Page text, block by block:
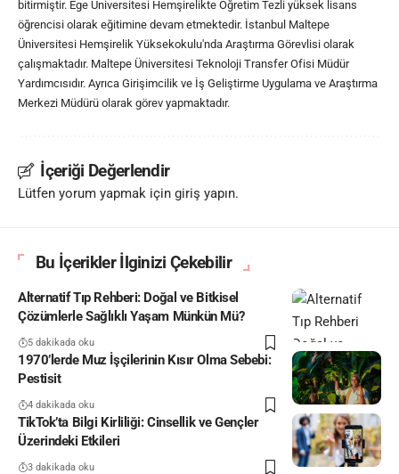
bitirmiştir. Ege Üniversitesi Hemşirelikte Öğretim Tezli yüksek lisans
öğrencisi olarak eğitimine devam etmektedir. İstanbul Maltepe
Üniversitesi Hemşirelik Yüksekokulu'nda Araştırma Görevlisi olarak
çalışmaktadır. Maltepe Üniversitesi Teknoloji Transfer Ofisi Müdür
Yardımcısıdır. Ayrıca Girişimcilik ve İş Geliştirme Uygulama ve Araştırma
Merkezi Müdürü olarak görev yapmaktadır.
İçeriği Değerlendir
Lütfen yorum yapmak için giriş yapın.
Bu İçerikler İlginizi Çekebilir
Alternatif Tıp Rehberi: Doğal ve Bitkisel
Çözümlerle Sağlıklı Yaşam Münkün Mü?
5 dakikada oku
1970’lerde Muz İşçilerinin Kısır Olma Sebebi:
Pestisit
4 dakikada oku
TikTok’ta Bilgi Kirliliği: Cinsellik ve Gençler
Üzerindeki Etkileri
3 dakikada oku